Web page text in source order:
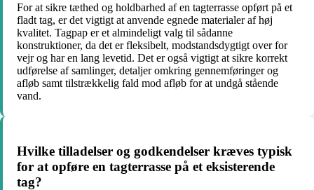
For at sikre tæthed og holdbarhed af en tagterrasse opført på et
fladt tag, er det vigtigt at anvende egnede materialer af høj
kvalitet. Tagpap er et almindeligt valg til sådanne
konstruktioner, da det er fleksibelt, modstandsdygtigt over for
vejr og har en lang levetid. Det er også vigtigt at sikre korrekt
udførelse af samlinger, detaljer omkring gennemføringer og
afløb samt tilstrækkelig fald mod afløb for at undgå stående
vand.
Hvilke tilladelser og godkendelser kræves typisk
for at opføre en tagterrasse på et eksisterende
tag?